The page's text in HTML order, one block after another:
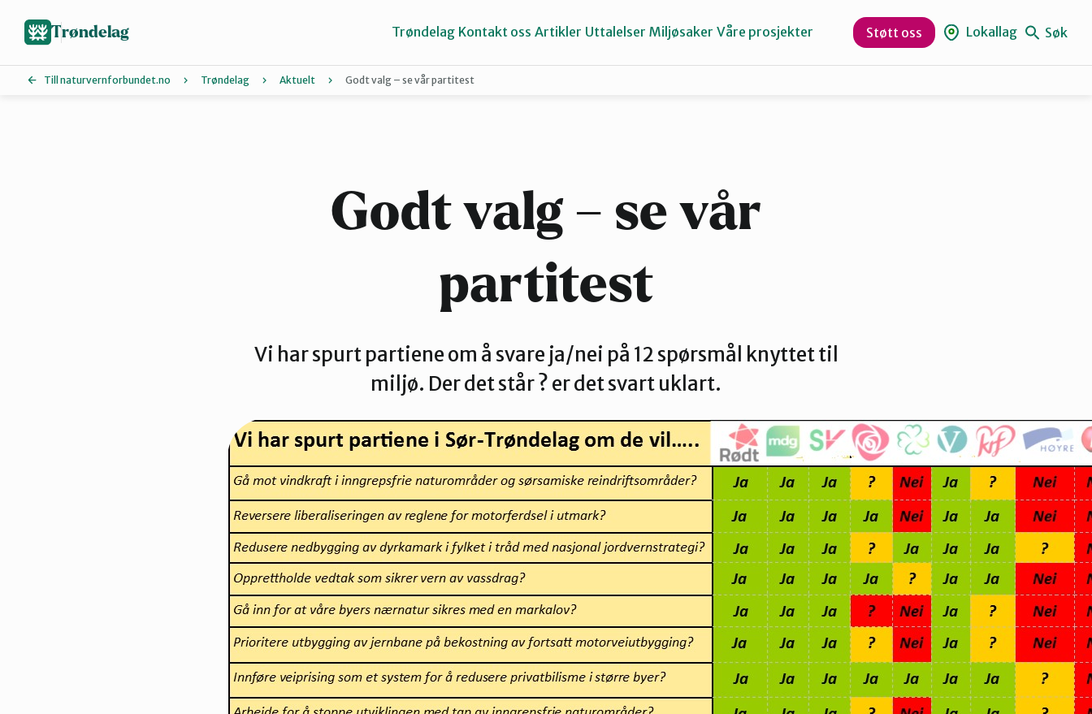
hovedinnhold
Namdalen Orklaregionen
Stjørdal og Meråker
Verdal
Trøndelag Trøndelag Kontakt oss Artikler Uttalelser Miljøsaker Våre prosjekter Støtt oss Lokallag Søk
Till naturvernforbundet.no Trøndelag Aktuelt Godt valg – se vår partitest
Godt valg – se vår
partitest
Vi har spurt partiene om å svare ja/nei på 12 spørsmål knyttet til
miljø. Der det står ? er det svart uklart.